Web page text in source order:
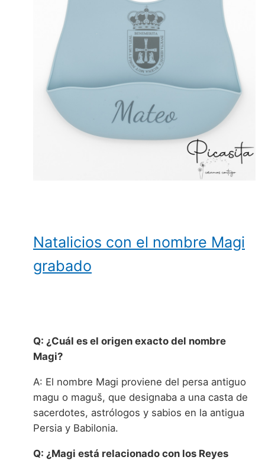
Natalicios con el nombre Magi
grabado
Q: ¿Cuál es el origen exacto del nombre
Magi?
A: El nombre Magi proviene del persa antiguo
magu o maguš, que designaba a una casta de
sacerdotes, astrólogos y sabios en la antigua
Persia y Babilonia.
Q: ¿Magi está relacionado con los Reyes